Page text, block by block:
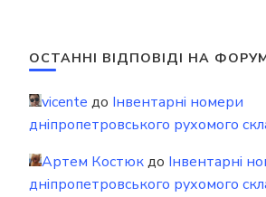
ОСТАННІ ВІДПОВІДІ НА
vicente до Інвентарні номери
дніпропетровського рухомого
Артем Костюкдо Інвентарні
дніпропетровського рухомого